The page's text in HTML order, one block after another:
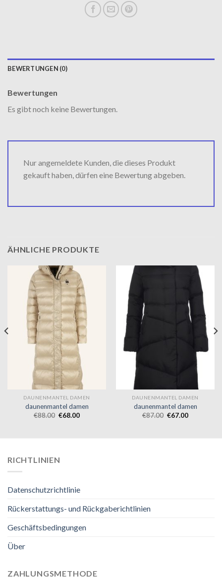
BEWERTUNGEN (0)
Bewertungen
Es gibt noch keine Bewertungen.
Nur angemeldete Kunden, die dieses Produkt
gekauft haben, dürfen eine Bewertung abgeben.
ÄHNLICHE PRODUKTE
DAUNENMANTEL DAMEN
daunenmantel damen
€88.00 €68.00
DAUNENMANTEL DAMEN
daunenmantel damen
€87.00 €67.00
RICHTLINIEN
Datenschutzrichtlinie
Rückerstattungs- und Rückgaberichtlinien
Geschäftsbedingungen
Über
ZAHLUNGSMETHODE